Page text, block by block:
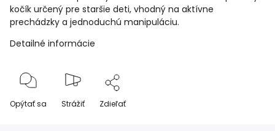
kočík určený pre staršie deti, vhodný na aktívne
prechádzky a jednoduchú manipuláciu.
Detailné informácie
Opýtať sa Strážiť Zdieľať